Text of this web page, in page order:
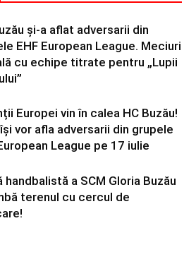
și-a aflat adversarii din
EHF European League. Meciuri
cu echipe titrate pentru „Lupii
Europei vin în calea HC Buzău!
vor afla adversarii din grupele
League pe 17 iulie
handbalistă a SCM Gloria Buzău
terenul cu cercul de